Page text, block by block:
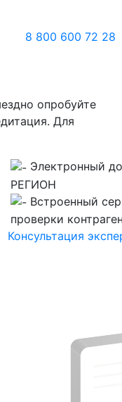
8 800 600 72 28
опробуйте
Для
Электронный
РЕГИОН
Встроенный
проверки
Консультация